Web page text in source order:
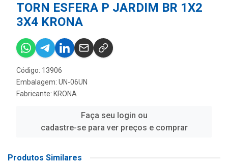
TORN ESFERA P JARDIM BR 1X2
3X4 KRONA
Código: 13906
Embalagem: UN-06UN
Fabricante: KRONA
Faça seu login ou
cadastre-se para ver preços e comprar
Produtos Similares